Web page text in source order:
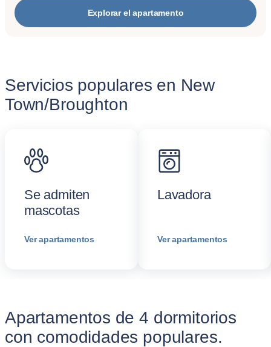
Explorar el apartamento
Servicios populares en New
Town/Broughton
Se admiten
mascotas
Ver apartamentos
Lavadora
Ver apartamentos
Apartamentos de 4 dormitorios
con comodidades populares.